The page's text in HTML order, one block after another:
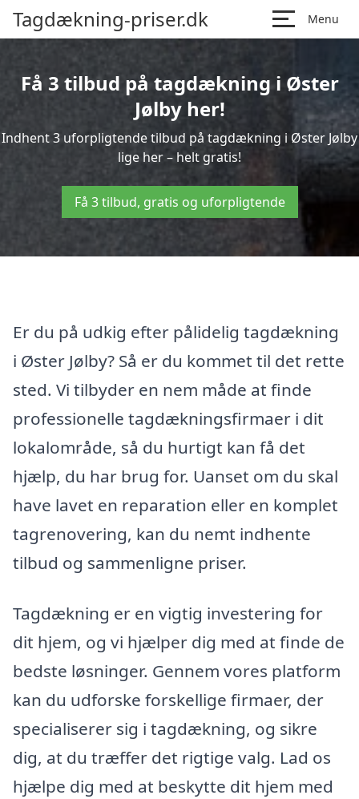
Tagdækning-priser.dk Menu
Få 3 tilbud på tagdækning i Øster
Jølby her!
Indhent 3 uforpligtende tilbud på tagdækning i Øster Jølby
lige her – helt gratis!
Få 3 tilbud, gratis og uforpligtende
Er du på udkig efter pålidelig tagdækning
i Øster Jølby? Så er du kommet til det rette
sted. Vi tilbyder en nem måde at finde
professionelle tagdækningsfirmaer i dit
lokalområde, så du hurtigt kan få det
hjælp, du har brug for. Uanset om du skal
have lavet en reparation eller en komplet
tagrenovering, kan du nemt indhente
tilbud og sammenligne priser.
Tagdækning er en vigtig investering for
dit hjem, og vi hjælper dig med at finde de
bedste løsninger. Gennem vores platform
kan du udforske forskellige firmaer, der
specialiserer sig i tagdækning, og sikre
dig, at du træffer det rigtige valg. Lad os
hjælpe dig med at beskytte dit hjem med